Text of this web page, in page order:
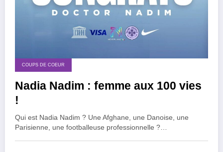
COUPS DE COEUR
Nadia Nadim : femme aux 100 vies
!
Qui est Nadia Nadim ? Une Afghane, une Danoise, une
Parisienne, une footballeuse professionnelle ?…